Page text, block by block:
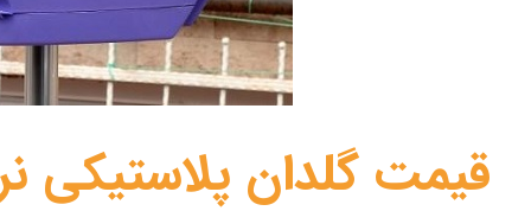
قیمت گلدان پلاستیکی